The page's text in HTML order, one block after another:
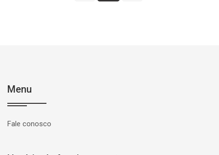
Menu
Fale conosco